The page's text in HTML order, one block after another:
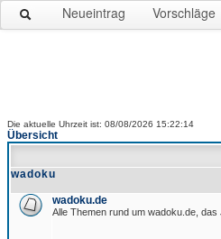
Neueintrag Vorschläge
Die aktuelle Uhrzeit ist: 08/08/2026 15:22:14
Übersicht
wadoku
wadoku.de
Alle Themen rund um wadoku.de,